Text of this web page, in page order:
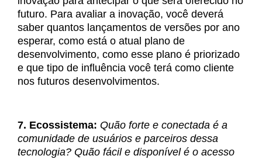
futuro. Para avaliar a inovação, você deverá
saber quantos lançamentos de versões por ano
esperar, como está o atual plano de
desenvolvimento, como esse plano é priorizado
e que tipo de influência você terá como cliente
nos futuros desenvolvimentos.
7. Ecossistema: Quão forte e conectada é a
comunidade de usuários e parceiros dessa
tecnologia? Quão fácil e disponível é o acesso